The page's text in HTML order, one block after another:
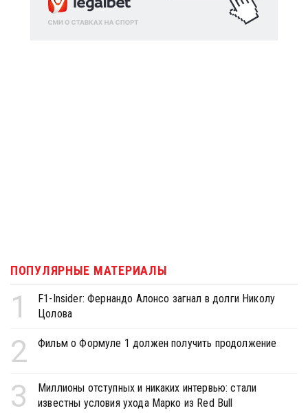
ПОПУЛЯРНЫЕ МАТЕРИАЛЫ
1
F1-Insider: Фернандо Алонсо загнал в долги Николу
Цолова
2 Фильм о Формуле 1 должен получить продолжение
3
Миллионы отступных и никаких интервью: стали
известны условия ухода Марко из Red Bull